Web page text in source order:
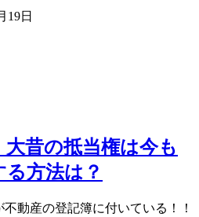
19日
昔の抵当権は今も
方法は？
動産の登記簿に付いている！！